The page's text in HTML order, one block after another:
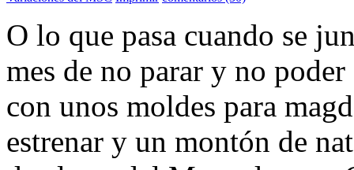
O lo que pasa cuando se
mes de no parar y no
con unos moldes para
estrenar y un montón de